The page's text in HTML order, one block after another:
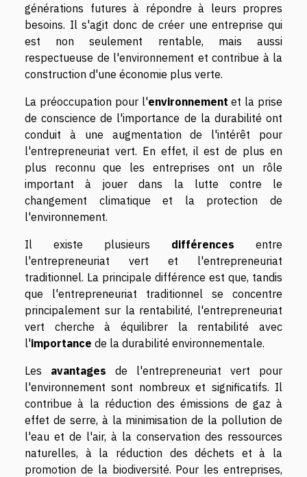
générations futures à répondre à leurs propres
besoins. Il s'agit donc de créer une entreprise qui
est non seulement rentable, mais aussi
respectueuse de l'environnement et contribue à la
construction d'une économie plus verte.
La préoccupation pour l'environnement et la prise
de conscience de l'importance de la durabilité ont
conduit à une augmentation de l'intérêt pour
l'entrepreneuriat vert. En effet, il est de plus en
plus reconnu que les entreprises ont un rôle
important à jouer dans la lutte contre le
changement climatique et la protection de
l'environnement.
Il existe plusieurs différences entre
l'entrepreneuriat vert et l'entrepreneuriat
traditionnel. La principale différence est que, tandis
que l'entrepreneuriat traditionnel se concentre
principalement sur la rentabilité, l'entrepreneuriat
vert cherche à équilibrer la rentabilité avec
l'importance de la durabilité environnementale.
Les avantages de l'entrepreneuriat vert pour
l'environnement sont nombreux et significatifs. Il
contribue à la réduction des émissions de gaz à
effet de serre, à la minimisation de la pollution de
l'eau et de l'air, à la conservation des ressources
naturelles, à la réduction des déchets et à la
promotion de la biodiversité. Pour les entreprises,